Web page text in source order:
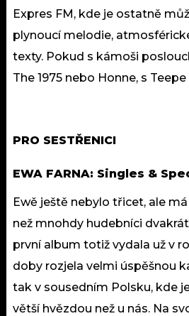
Expres FM, kde je ostatně
plynoucí melodie,
texty. Pokud s kámoši
The 1975 nebo Honne, s
PRO SESTŘENICI
EWA FARNA: Singles &
Ewě ještě nebylo třicet, ale
než mnohdy hudebníci
první album totiž vydala už v
doby rozjela velmi úspěšnou
tak v sousedním Polsku, kde
větší hvězdou než u nás. Na